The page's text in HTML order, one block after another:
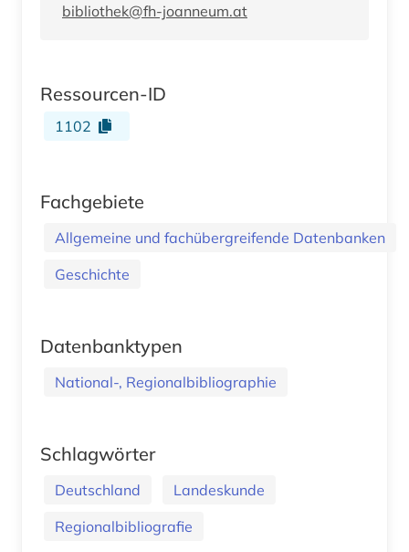
bibliothek@fh-joanneum.at
Ressourcen-ID
1102
Fachgebiete
Allgemeine und fachübergreifende Datenbanken
Geschichte
Datenbanktypen
National-, Regionalbibliographie
Schlagwörter
Deutschland
Landeskunde
Regionalbibliografie